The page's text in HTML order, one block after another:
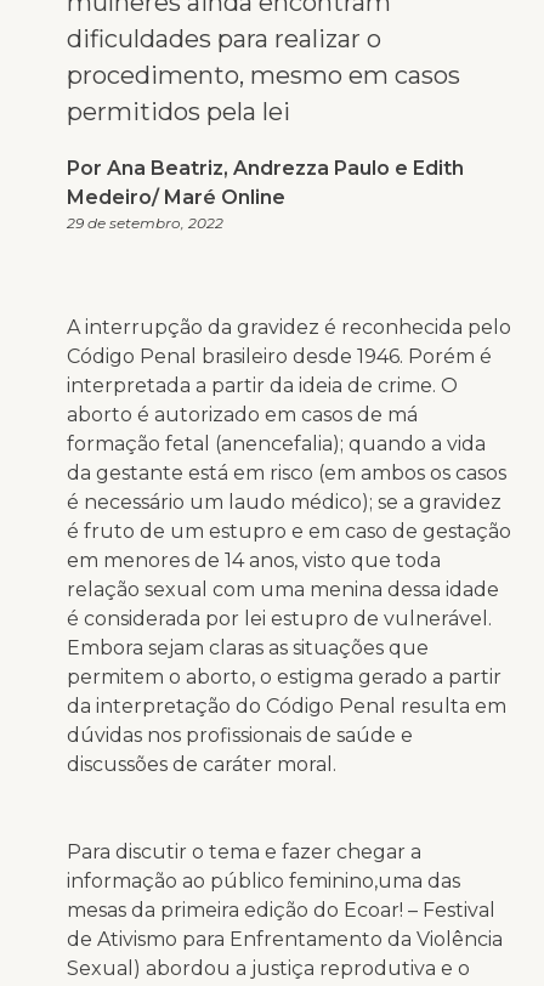
dificuldades para realizar o
procedimento, mesmo em casos
permitidos pela lei
Por Ana Beatriz, Andrezza Paulo e Edith
Medeiro/ Maré Online
29 de setembro, 2022
A interrupção da gravidez é reconhecida pelo
Código Penal brasileiro desde 1946. Porém é
interpretada a partir da ideia de crime. O
aborto é autorizado em casos de má
formação fetal (anencefalia); quando a vida
da gestante está em risco (em ambos os casos
é necessário um laudo médico); se a gravidez
é fruto de um estupro e em caso de gestação
em menores de 14 anos, visto que toda
relação sexual com uma menina dessa idade
é considerada por lei estupro de vulnerável.
Embora sejam claras as situações que
permitem o aborto, o estigma gerado a partir
da interpretação do Código Penal resulta em
dúvidas nos profissionais de saúde e
discussões de caráter moral.
Para discutir o tema e fazer chegar a
informação ao público feminino,uma das
mesas da primeira edição do Ecoar! – Festival
de Ativismo para Enfrentamento da Violência
Sexual) abordou a justiça reprodutiva e o